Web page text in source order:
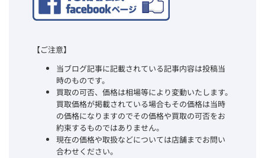
【ご注意】
当ブログ記事に記載されている記事内容は投稿当
時のものです。
買取の可否、価格は相場等により変動いたします。
買取価格が掲載されている場合もその価格は当時
の価格になりますのでその価格や買取の可否をお
約束するものではありません。
現在の価格や取扱などについては店舗までお問い
合わせください。